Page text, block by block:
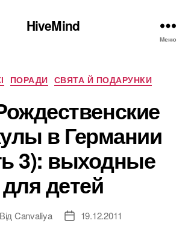
HiveMind
Меню
Категорії
ПОРАДИ СВЯТА Й ПОДАРУНКИ
в Германии
3): выходные
для детей
Від Canvaliya
Дата19.12.2011